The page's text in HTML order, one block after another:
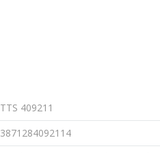
TTS 409211
3871284092114